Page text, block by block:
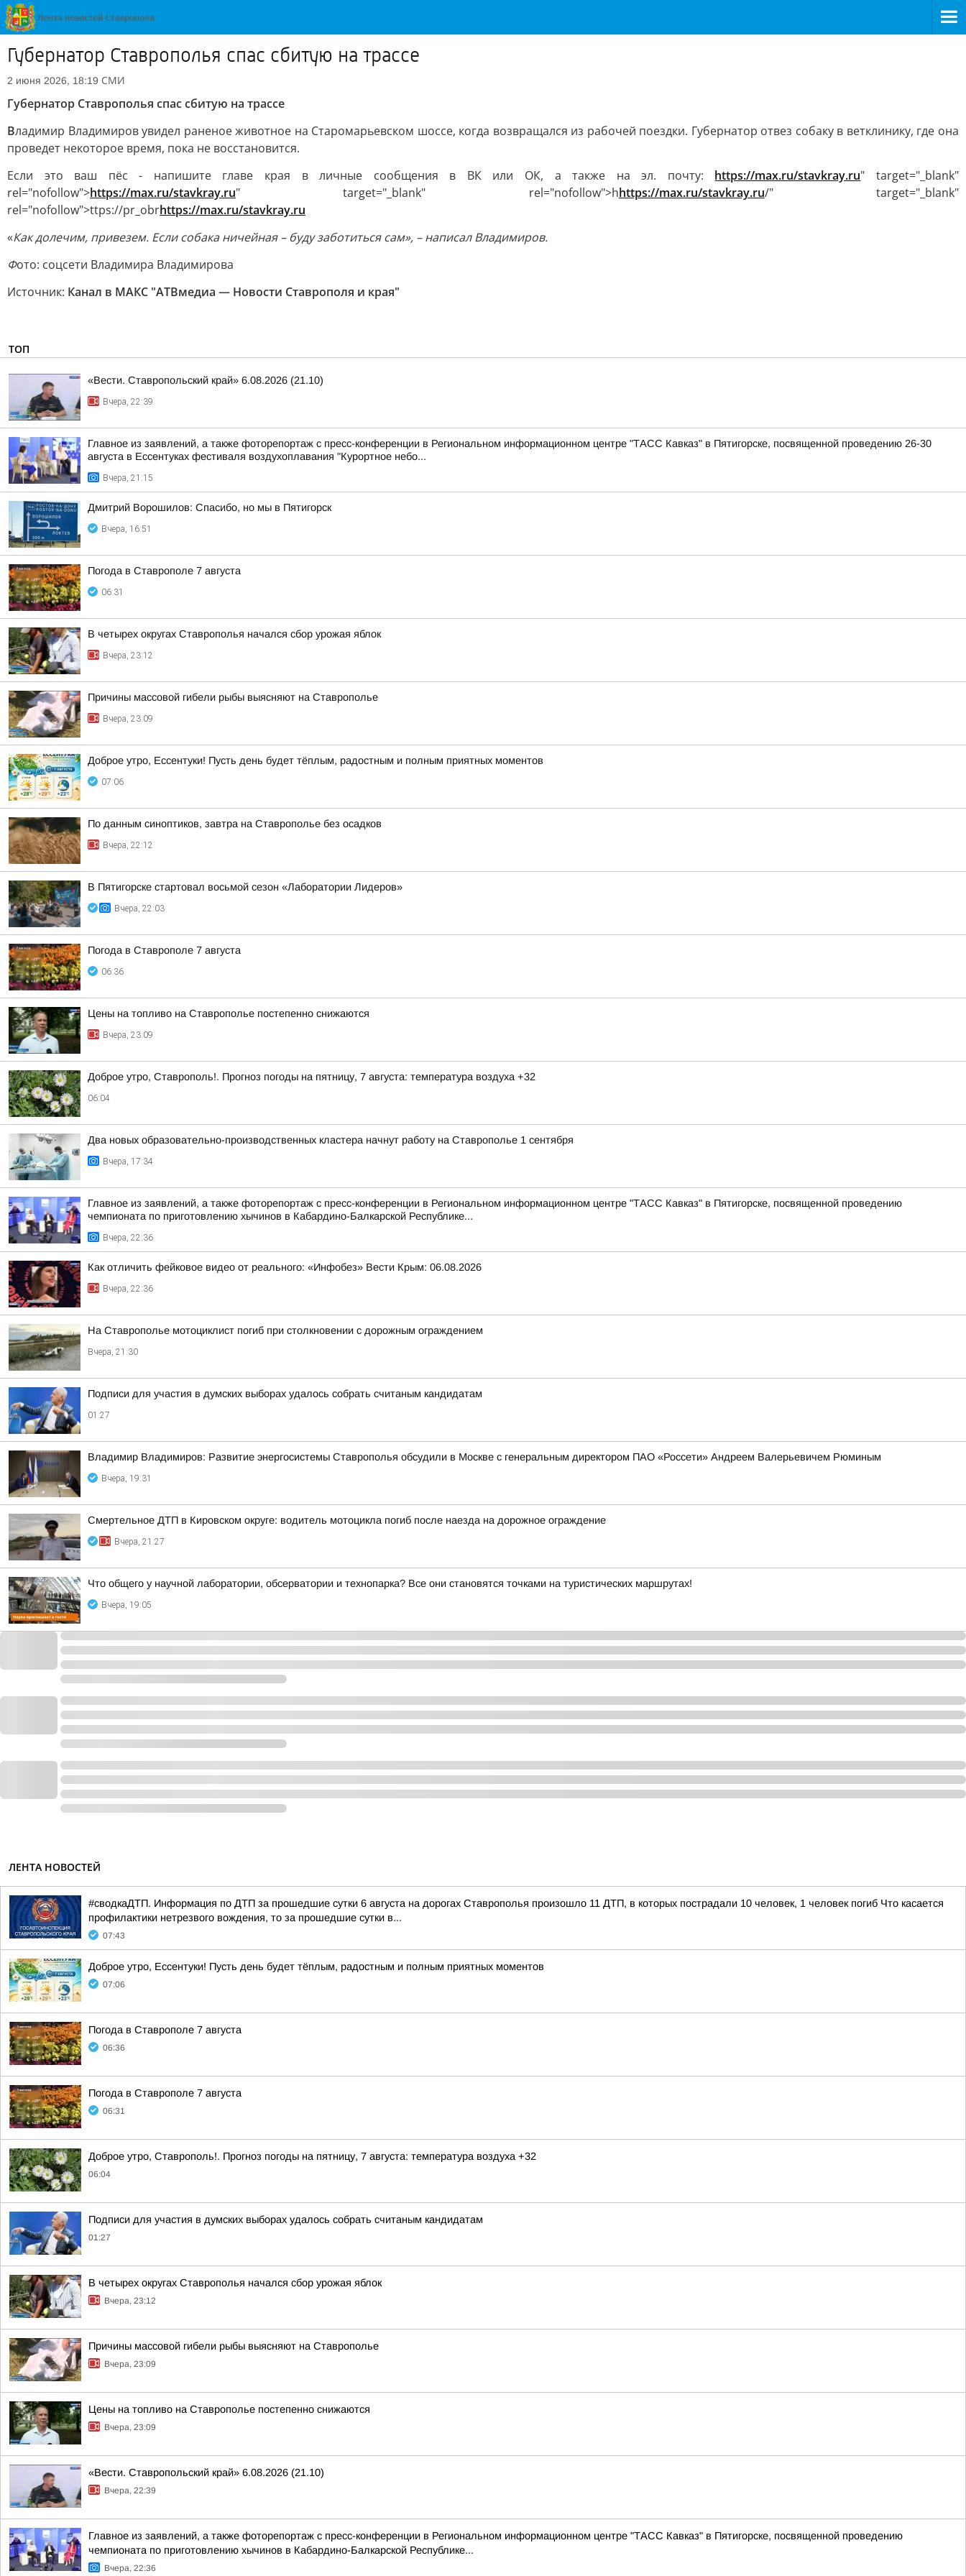
Губернатор Ставрополья спас сбитую на трассе
2 июня 2026, 18:19 СМИ
Губернатор Ставрополья спас сбитую на трассе
Владимир Владимиров увидел раненое животное на Старомарьевском шоссе, когда возвращался из рабочей поездки. Губернатор отвез собаку в ветклинику, где она
проведет некоторое время, пока не восстановится.
Если это ваш пёс - напишите главе края в личные сообщения в ВК или ОК, а также на эл. почту: https://max.ru/stavkray.ru" target="_blank"
rel="nofollow">https://max.ru/stavkray.ru" target="_blank" rel="nofollow">hhttps://max.ru/stavkray.ru/" target="_blank"
rel="nofollow">ttps://pr_obrhttps://max.ru/stavkray.ru
«Как долечим, привезем. Если собака ничейная – буду заботиться сам», – написал Владимиров.
Фото: соцсети Владимира Владимирова
Источник: Канал в МАКС "АТВмедиа — Новости Ставрополя и края"
ТОП
«Вести. Ставропольский край» 6.08.2026 (21.10)
Вчера, 22:39
Главное из заявлений, а также фоторепортаж с пресс-конференции в Региональном информационном центре "ТАСС Кавказ" в Пятигорске, посвященной проведению 26-30
августа в Ессентуках фестиваля воздухоплавания "Курортное небо...
Вчера, 21:15
Дмитрий Ворошилов: Спасибо, но мы в Пятигорск
Вчера, 16:51
Погода в Ставрополе 7 августа
06:31
В четырех округах Ставрополья начался сбор урожая яблок
Вчера, 23:12
Причины массовой гибели рыбы выясняют на Ставрополье
Вчера, 23:09
Доброе утро, Ессентуки! Пусть день будет тёплым, радостным и полным приятных моментов
07:06
По данным синоптиков, завтра на Ставрополье без осадков
Вчера, 22:12
В Пятигорске стартовал восьмой сезон «Лаборатории Лидеров»
Вчера, 22:03
Погода в Ставрополе 7 августа
06:36
Цены на топливо на Ставрополье постепенно снижаются
Вчера, 23:09
Доброе утро, Ставрополь!. Прогноз погоды на пятницу, 7 августа: температура воздуха +32
06:04
Два новых образовательно-производственных кластера начнут работу на Ставрополье 1 сентября
Вчера, 17:34
Главное из заявлений, а также фоторепортаж с пресс-конференции в Региональном информационном центре "ТАСС Кавказ" в Пятигорске, посвященной проведению
чемпионата по приготовлению хычинов в Кабардино-Балкарской Республике...
Вчера, 22:36
Как отличить фейковое видео от реального: «Инфобез» Вести Крым: 06.08.2026
Вчера, 22:36
На Ставрополье мотоциклист погиб при столкновении с дорожным ограждением
Вчера, 21:30
Подписи для участия в думских выборах удалось собрать считаным кандидатам
01:27
Владимир Владимиров: Развитие энергосистемы Ставрополья обсудили в Москве с генеральным директором ПАО «Россети» Андреем Валерьевичем Рюминым
Вчера, 19:31
Смертельное ДТП в Кировском округе: водитель мотоцикла погиб после наезда на дорожное ограждение
Вчера, 21:27
Что общего у научной лаборатории, обсерватории и технопарка? Все они становятся точками на туристических маршрутах!
Вчера, 19:05
ЛЕНТА НОВОСТЕЙ
#сводкаДТП. Информация по ДТП за прошедшие сутки 6 августа на дорогах Ставрополья произошло 11 ДТП, в которых пострадали 10 человек, 1 человек погиб Что касается
профилактики нетрезвого вождения, то за прошедшие сутки в...
07:43
Доброе утро, Ессентуки! Пусть день будет тёплым, радостным и полным приятных моментов
07:06
Погода в Ставрополе 7 августа
06:36
Погода в Ставрополе 7 августа
06:31
Доброе утро, Ставрополь!. Прогноз погоды на пятницу, 7 августа: температура воздуха +32
06:04
Подписи для участия в думских выборах удалось собрать считаным кандидатам
01:27
В четырех округах Ставрополья начался сбор урожая яблок
Вчера, 23:12
Причины массовой гибели рыбы выясняют на Ставрополье
Вчера, 23:09
Цены на топливо на Ставрополье постепенно снижаются
Вчера, 23:09
«Вести. Ставропольский край» 6.08.2026 (21.10)
Вчера, 22:39
Главное из заявлений, а также фоторепортаж с пресс-конференции в Региональном информационном центре "ТАСС Кавказ" в Пятигорске, посвященной проведению
чемпионата по приготовлению хычинов в Кабардино-Балкарской Республике...
Вчера, 22:36